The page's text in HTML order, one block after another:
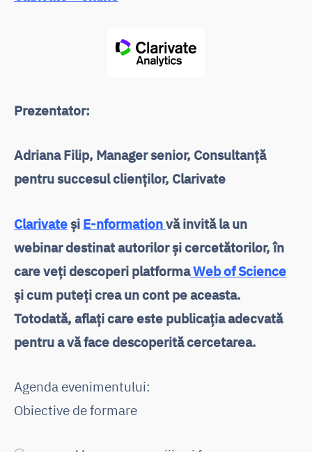
Prezentator:
Adriana Filip, Manager senior, Consultanță
pentru succesul clienților, Clarivate
Clarivateși E-nformationvă invită la un
webinar destinat autorilor și cercetătorilor, în
care veți descoperi platformaWeb of Science
și cum puteți crea un cont pe aceasta.
Totodată, aflați care este publicația adecvată
pentru a vă face descoperită cercetarea.
Agenda evenimentului:
Obiective de formare